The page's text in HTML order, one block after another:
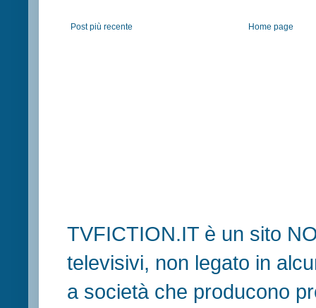
Post più recente Home page
TVFICTION.IT è un sito
televisivi, non legato in
a società che producono